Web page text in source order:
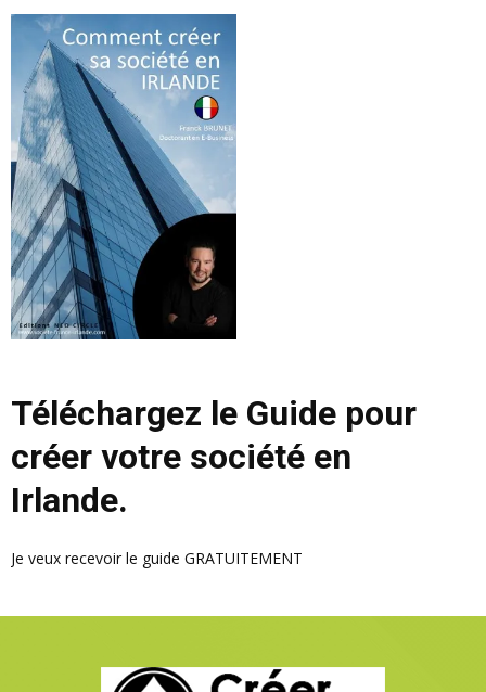
Téléchargez le Guide pour
créer votre société en
Irlande.
Je veux recevoir le guide GRATUITEMENT